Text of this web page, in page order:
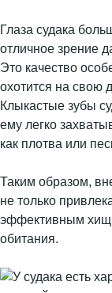
Глаза судака
отличное зрение
Это качество
охотится на свою
Клыкастые зубы
ему легко
как плотва или
Таким образом,
не только
эффективным
обитания.